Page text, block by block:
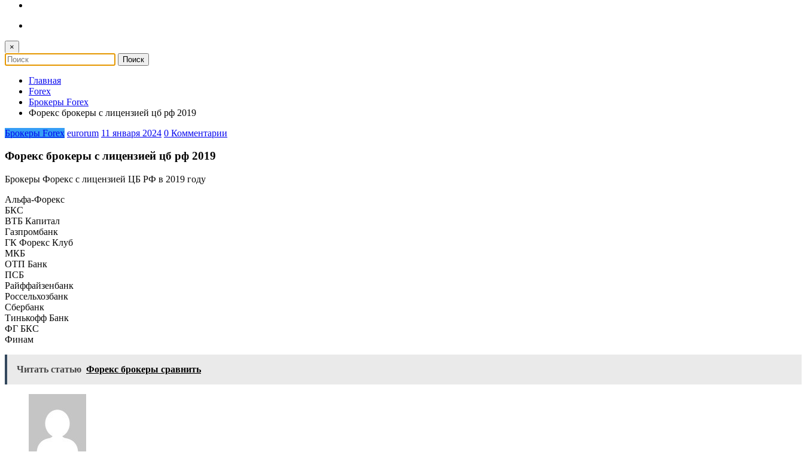
×
Главная
Forex
Брокеры Forex
Форекс брокеры с лицензией цб рф 2019
Брокеры Forex eurorum 11 января 2024 0 Комментарии
Форекс брокеры с лицензией цб рф 2019
Брокеры Форекс с лицензией ЦБ РФ в 2019 году
Альфа-Форекс
БКС
ВТБ Капитал
Газпромбанк
ГК Форекс Клуб
МКБ
ОТП Банк
ПСБ
Райффайзенбанк
Россельхозбанк
Сбербанк
Тинькофф Банк
ФГ БКС
Финам
Читать статью Форекс брокеры сравнить